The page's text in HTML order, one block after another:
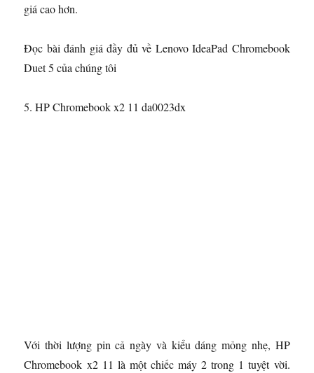
giá cao hơn.
Đọc bài đánh giá đầy đủ về Lenovo IdeaPad Chromebook
Duet 5 của chúng tôi
5. HP Chromebook x2 11 da0023dx
Với thời lượng pin cả ngày và kiểu dáng mỏng nhẹ, HP
Chromebook x2 11 là một chiếc máy 2 trong 1 tuyệt vời.